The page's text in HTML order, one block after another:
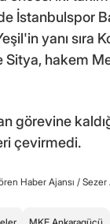
İstanbulspor
yanı sıra
Sitya, hakem
görevine
çevirmedi.
Haber Ajansı / Sezer